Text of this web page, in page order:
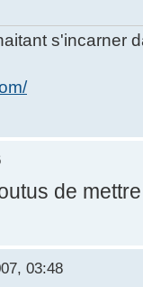
s'incarner
de
03:48